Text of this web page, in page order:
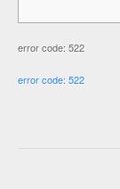
error code: 522
error code: 522